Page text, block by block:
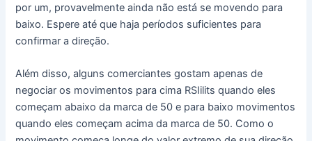
por um, provavelmente ainda não está se movendo para
baixo. Espere até que haja períodos suficientes para
confirmar a direção.
Além disso, alguns comerciantes gostam apenas de
negociar os movimentos para cima RSIilits quando eles
começam abaixo da marca de 50 e para baixo movimentos
quando eles começam acima da marca de 50. Como o